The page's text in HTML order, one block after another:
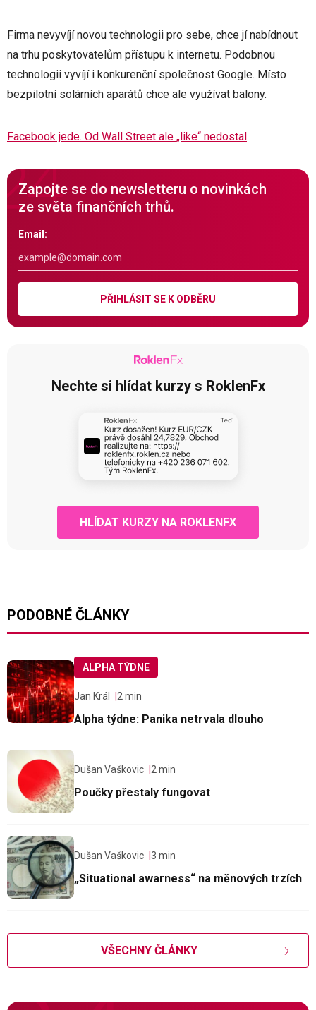
Firma nevyvíjí novou technologii pro sebe, chce jí nabídnout
na trhu poskytovatelům přístupu k internetu. Podobnou
technologii vyvíjí i konkurenční společnost Google. Místo
bezpilotní solárních aparátů chce ale využívat balony.
Facebook jede. Od Wall Street ale „like“ nedostal
Zapojte se do newsletteru o novinkách
ze světa finančních trhů.
Email:
PŘIHLÁSIT SE K ODBĚRU
Nechte si hlídat kurzy s RoklenFx
HLÍDAT KURZY NA ROKLENFX
PODOBNÉ ČLÁNKY
ALPHA TÝDNE
Jan Král 2 min
Alpha týdne: Panika netrvala dlouho
Dušan Vaškovic 2 min
Poučky přestaly fungovat
Dušan Vaškovic 3 min
„Situational awarness“ na měnových trzích
VŠECHNY ČLÁNKY